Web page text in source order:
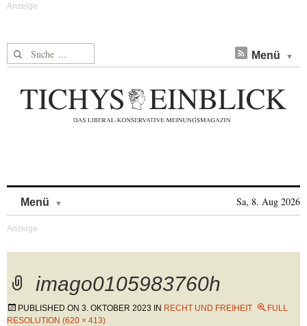
Suche nach: Menü
Menü Sa, 8. Aug 2026
imago0105983760h
PUBLISHED ON 3. OKTOBER 2023 IN RECHT UND FREIHEIT
FULL
RESOLUTION (620 × 413)